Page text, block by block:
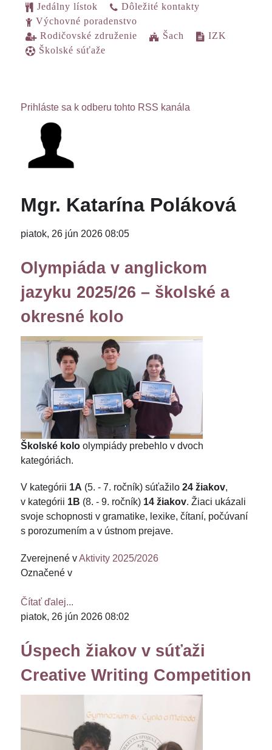
Jedálny lístok
Dôležité kontakty
Výchovné poradenstvo
Rodičovské združenie
Šach
IZK
Školské súťaže
Prihláste sa k odberu tohto RSS kanála
Mgr. Katarína Poláková
piatok, 26 jún 2026 08:05
Olympiáda v anglickom
jazyku 2025/26 – školské a
okresné kolo
Školské kolo olympiády prebehlo v dvoch
kategóriách.
V kategórii 1A (5. - 7. ročník) súťažilo 24 žiakov,
v kategórii 1B (8. - 9. ročník) 14 žiakov. Žiaci ukázali
svoje schopnosti v gramatike, lexike, čítaní, počúvaní
s porozumením a v ústnom prejave.
Zverejnené vAktivity 2025/2026
Označené v
Čítať ďalej...
piatok, 26 jún 2026 08:02
Úspech žiakov v súťaži
Creative Writing Competition